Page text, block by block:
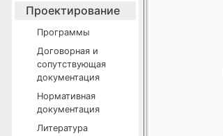
Проектирование
Программы
Договорная и
сопутствующая
документация
Нормативная
документация
Литература